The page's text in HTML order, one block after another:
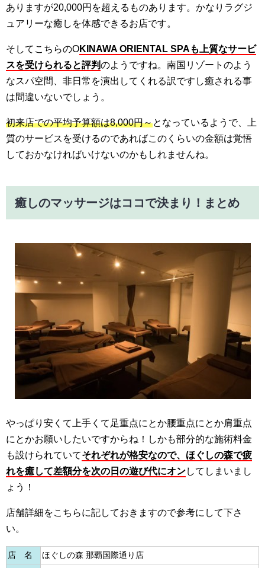
ありますが20,000円を超えるものあります。かなりラグジ
ュアリーな癒しを体感できるお店です。
そしてこちらのOKINAWA ORIENTAL SPAも上質なサービ
スを受けられると評判のようですね。南国リゾートのよう
なスパ空間、非日常を演出してくれる訳ですし癒される事
は間違いないでしょう。
初来店での平均予算額は8,000円～となっているようで、上
質のサービスを受けるのであればこのくらいの金額は覚悟
しておかなければいけないのかもしれませんね。
癒しのマッサージはココで決まり！まとめ
やっぱり安くて上手くて足重点にとか腰重点にとか肩重点
にとかお願いしたいですからね！しかも部分的な施術料金
も設けられていてそれぞれが格安なので、ほぐしの森で疲
れを癒して差額分を次の日の遊び代にオンしてしまいまし
ょう！
店舗詳細をこちらに記しておきますので参考にして下さ
い。
店 名 ほぐしの森 那覇国際通り店